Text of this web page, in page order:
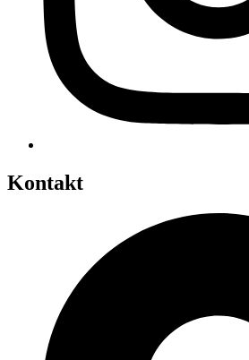
Kontakt